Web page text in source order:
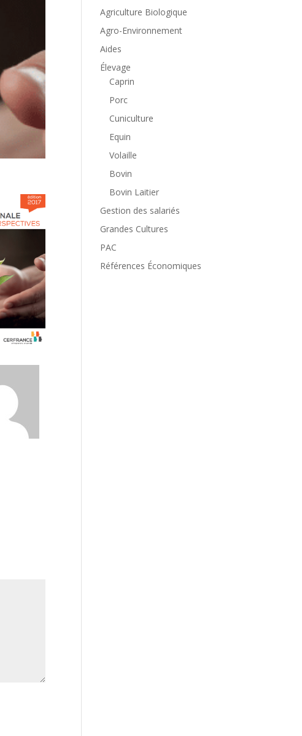
Agriculture Biologique
Agro-Environnement
Aides
Élevage
Caprin
Porc
Cuniculture
Equin
Volaille
Bovin
Bovin Laitier
Gestion des salariés
Grandes Cultures
PAC
Références Économiques